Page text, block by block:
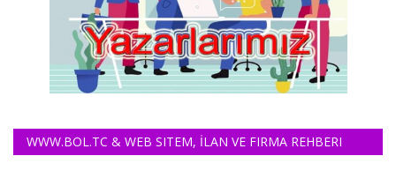
WWW.BOL.TC & WEB SITEM, İLAN VE FIRMA REHBERI